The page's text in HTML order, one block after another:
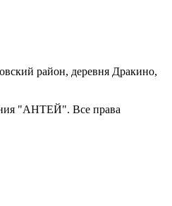
район, деревня Дракино,
"АНТЕЙ". Все права